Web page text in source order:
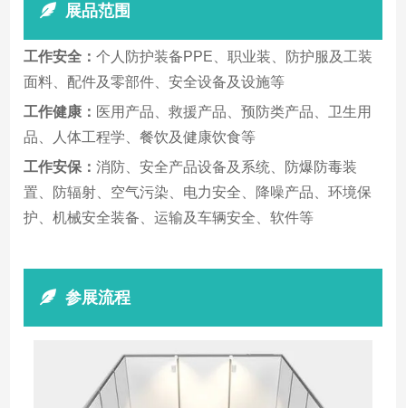
展品范围
工作安全：个人防护装备PPE、职业装、防护服及工装
面料、配件及零部件、安全设备及设施等
工作健康： 医用产品、救援产品、预防类产品、卫生用
品、人体工程学、餐饮及健康饮食等
工作安保：消防、安全产品设备及系统、防爆防毒装
置、防辐射、空气污染、电力安全、降噪产品、环境保
护、机械安全装备、运输及车辆安全、软件等
参展流程